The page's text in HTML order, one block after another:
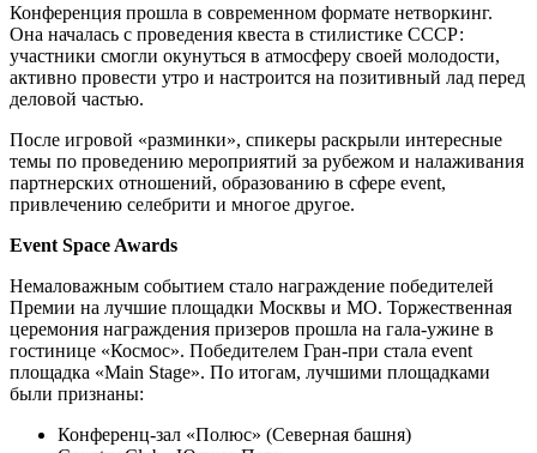
Конференция прошла в современном формате нетворкинг.
Она началась с проведения квеста в стилистике СССР:
участники смогли окунуться в атмосферу своей молодости,
активно провести утро и настроится на позитивный лад перед
деловой частью.
После игровой «разминки», спикеры раскрыли интересные
темы по проведению мероприятий за рубежом и налаживания
партнерских отношений, образованию в сфере event,
привлечению селебрити и многое другое.
Event Space Awards
Немаловажным событием стало награждение победителей
Премии на лучшие площадки Москвы и МО. Торжественная
церемония награждения призеров прошла на гала-ужине в
гостинице «Космос». Победителем Гран-при стала event
площадка «Main Stage». По итогам, лучшими площадками
были признаны:
Конференц-зал «Полюс» (Северная башня)